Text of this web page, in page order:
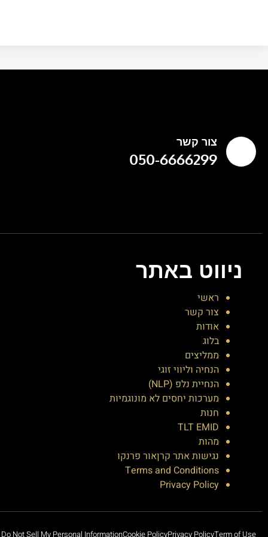
צור קשר
050-6666299
ניווט באתר
ראשי
צור קשר
אודות
בלוג
ממליצים
הנחיה וליווי זוגי
הנחיית נלפ (NLP)
מערכות יחסים לא מונוגמיות
חנות
TLT EMID
מהות
נגישות אתר קרןאור פרנקו
Terms and Conditions
Privacy Policy
Term of Use
Privacy Policy
Cookie Policy
Do Not Sell My Personal Information